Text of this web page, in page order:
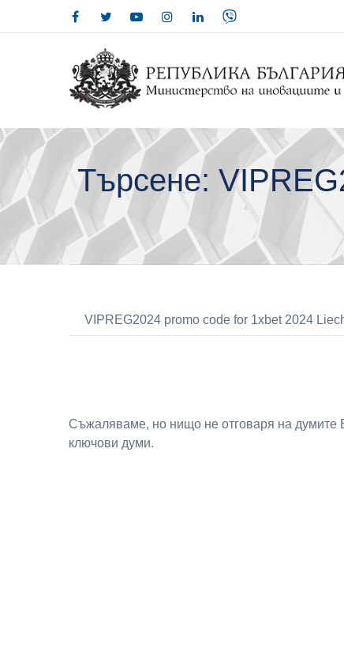
Търсене:
Search for:
Съжаляваме, но нищо не отговаря на думите
ключови думи.